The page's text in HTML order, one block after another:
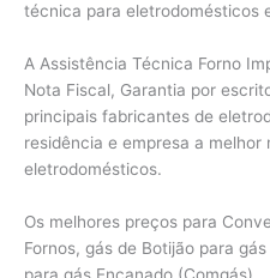
técnica para eletrodomésticos
A Assistência Técnica Forno
Nota Fiscal, Garantia por
principais fabricantes de
residência e empresa a
eletrodomésticos.
Os melhores preços para
Fornos, gás de Botijão para